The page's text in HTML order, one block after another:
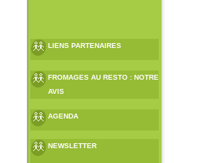
LIENS PARTENAIRES
FROMAGES AU RESTO : NOTRE
AVIS
AGENDA
NEWSLETTER